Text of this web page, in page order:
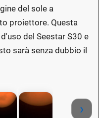
del sole a
proiettore. Questa
del Seestar S30 e
sarà senza dubbio il
›